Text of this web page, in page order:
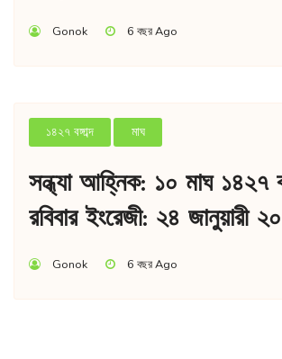
Gonok 6 বছর Ago
১৪২৭ বঙ্গাব্দ মাঘ
সন্ধ্যা আহ্নিক: ১০ মাঘ ১৪২৭
রবিবার ইংরেজী: ২৪ জানুয়ারী
Gonok 6 বছর Ago